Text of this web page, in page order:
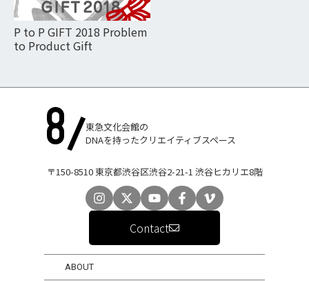
P to P GIFT 2018 Problem
to Product Gift
東急文化会館の
DNAを持ったクリエイティブスペース
〒150-8510 東京都渋谷区渋谷2-21-1 渋谷ヒカリエ8階
Contact
ABOUT